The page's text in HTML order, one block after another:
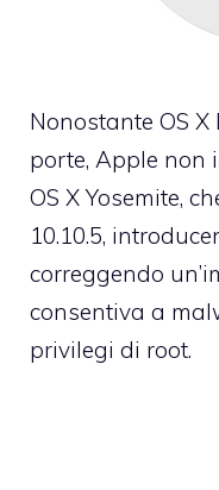
Nonostante OS
porte, Apple non
OS X Yosemite,
10.10.5,
correggendo
consentiva a
privilegi di root.